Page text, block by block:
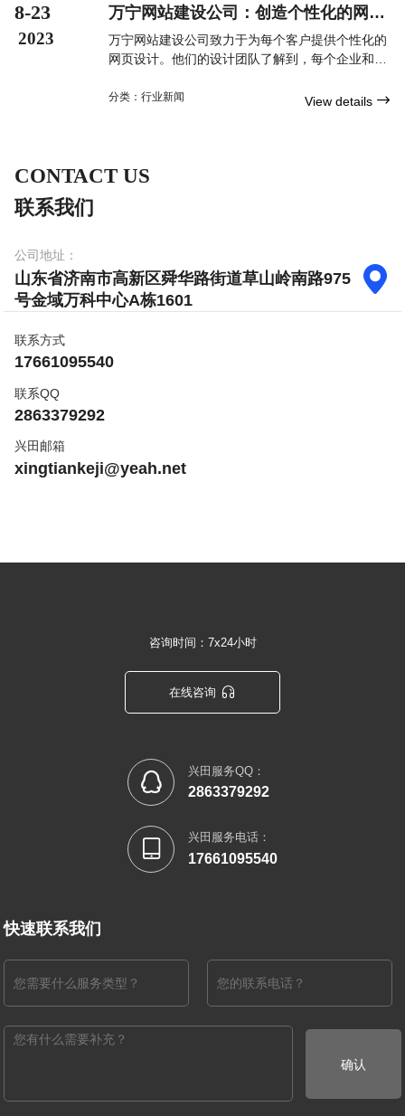
量。
8-23
2023
万宁网站建设公司：创造个性化的网页
设计和在线解决方案
万宁网站建设公司致力于为每个客户提供个性化的
网页设计。他们的设计团队了解到，每个企业和组
作，了解他们的品牌、目标受众和所需功能，以创
分类： 行业新闻 View details 
CONTACT US
联系我们
公司地址：
山东省济南市高新区舜华路街道草山岭南路975
号金域万科中心A栋1601

联系方式
17661095540
联系QQ
2863379292
兴田邮箱
xingtiankeji@yeah.net
咨询时间：7x24小时
在线咨询 
 兴田服务QQ：
2863379292
 兴田服务电话：
17661095540
快速联系我们
确认